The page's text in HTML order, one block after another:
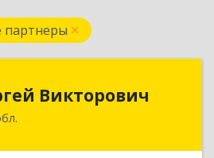
партнеры
Викторович
Сергей Викторович
обл, Советск г, Дружбы ул,